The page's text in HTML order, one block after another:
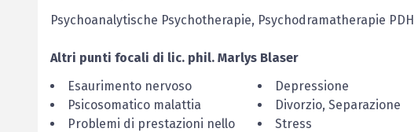
Psychoanalytische Psychotherapie, Psychodramatherapie PDH
Altri punti focali di lic. phil. Marlys Blaser
Esaurimento nervoso
Depressione
Psicosomatico malattia
Divorzio, Separazione
Problemi di prestazioni nello
Stress